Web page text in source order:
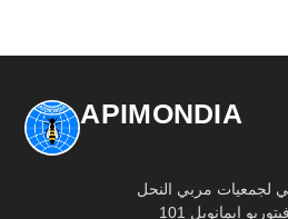
APIMONDIA
لجمعيات مربي النحل
إيمانويل 101